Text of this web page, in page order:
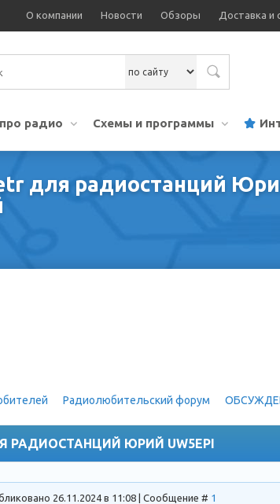
О компании Новости Обзоры Доставка и
радио Схемы и программы
для радиостанций
Радиолюбительский форум
РАДИОСТАНЦИЙ ЮРИЙ UW5EPI
26.11.2024 в 11:08 | Сообщение # 1